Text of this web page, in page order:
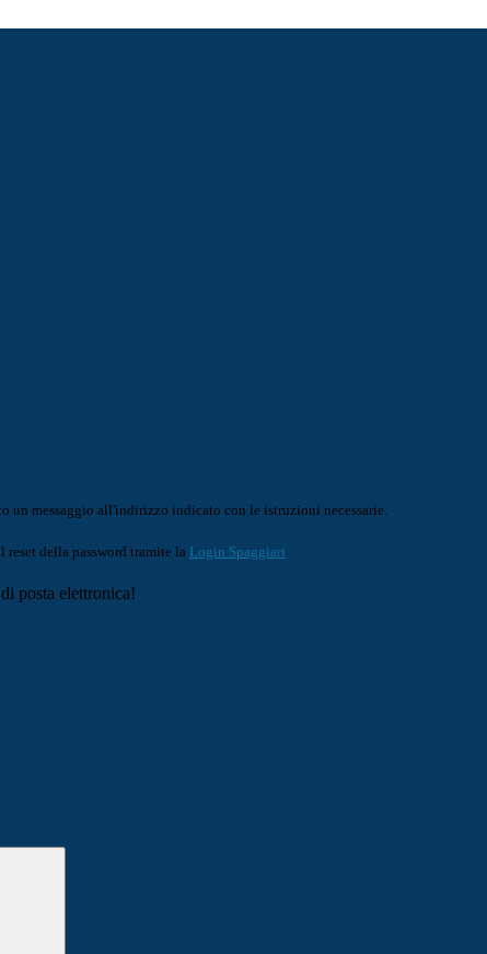
un messaggio all'indirizzo indicato con le istruzioni necessarie.
della password tramite la Login Spaggiari
posta elettronica!